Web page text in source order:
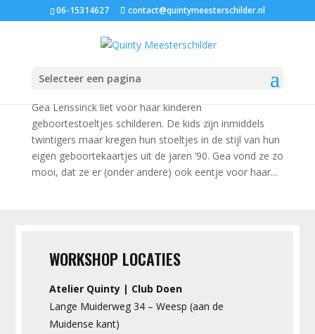
06-15314627 contact@quintymeesterschilder.nl
Selecteer een pagina
Vintage stoeltje voor Merel
Stoeltjes met naam
Gea Lenssinck liet voor haar kinderen
geboortestoeltjes schilderen. De kids zijn inmiddels
twintigers maar kregen hun stoeltjes in de stijl van hun
eigen geboortekaartjes uit de jaren ’90. Gea vond ze zo
mooi, dat ze er (onder andere) ook eentje voor haar...
WORKSHOP LOCATIES
Atelier Quinty | Club Doen
Lange Muiderweg 34 – Weesp (aan de
Muidense kant)